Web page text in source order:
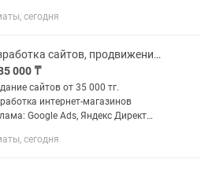
на все услуги: Kaspi Red /
сегодня
Разработка сайтов, продвижение сайтов Google ADS и Яндекс
000 ₸
сайтов от 35 000 тг.
интернет-магазинов
Google Ads, Яндекс Директ
на все услуги: Kaspi Red /
сегодня